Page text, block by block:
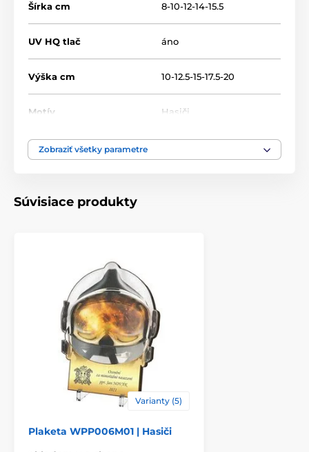
Šírka cm 8-10-12-14-15.5
UV HQ tlač áno
Výška cm 10-12.5-15-17.5-20
Motív Hasiči
Typ ocenenia
Zobraziť všetky parametre
Súvisiace produkty
Varianty (5)
Plaketa WPP006M01 | Hasiči